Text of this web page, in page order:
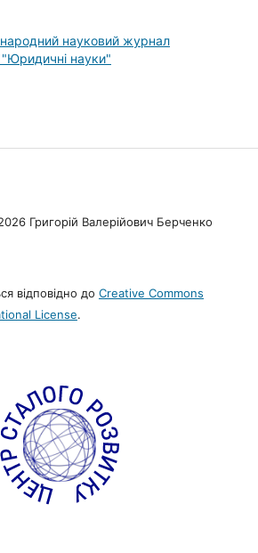
науковий журнал
"Юридичні науки"
Григорій Валерійович Берченко
відповідно до Creative Commons
License.